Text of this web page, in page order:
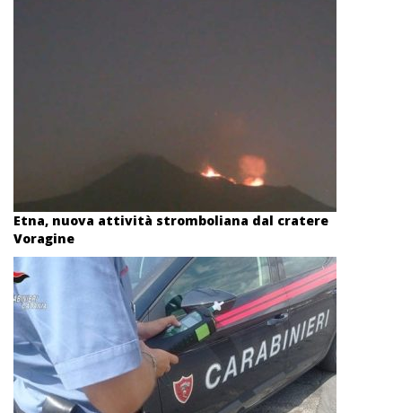
Etna, nuova attività stromboliana dal cratere
Voragine